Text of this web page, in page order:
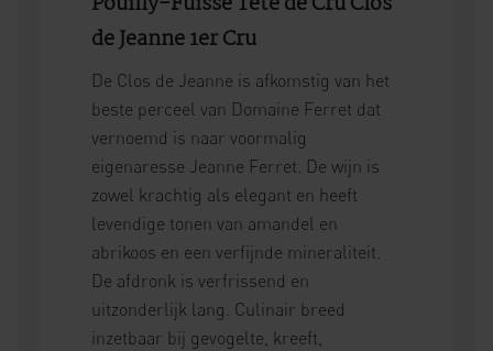
de Jeanne 1er Cru
De Clos de Jeanne is afkomstig van het
beste perceel van Domaine Ferret dat
vernoemd is naar voormalig
eigenaresse Jeanne Ferret. De wijn is
zowel krachtig als elegant en heeft
levendige tonen van amandel en
abrikoos en een verfijnde mineraliteit.
De afdronk is verfrissend en
uitzonderlijk lang. Culinair breed
inzetbaar bij gevogelte, kreeft,